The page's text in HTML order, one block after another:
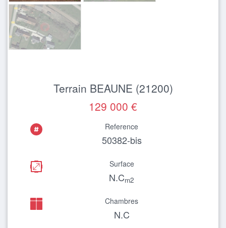
Terrain BEAUNE (21200)
129 000 €
Reference
50382-bis
Surface
N.Cm2
Chambres
N.C